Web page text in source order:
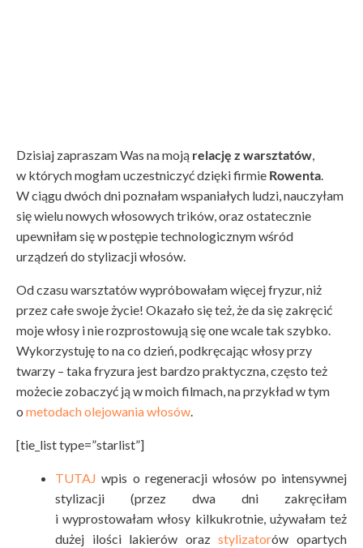
Dzisiaj zapraszam Was na moją relację z warsztatów,
w których mogłam uczestniczyć dzięki firmie Rowenta.
W ciągu dwóch dni poznałam wspaniałych ludzi, nauczyłam
się wielu nowych włosowych trików, oraz ostatecznie
upewniłam się w postępie technologicznym wśród
urządzeń do stylizacji włosów.
Od czasu warsztatów wypróbowałam więcej fryzur, niż
przez całe swoje życie! Okazało się też, że da się zakręcić
moje włosy i nie rozprostowują się one wcale tak szybko.
Wykorzystuję to na co dzień, podkręcając włosy przy
twarzy – taka fryzura jest bardzo praktyczna, często też
możecie zobaczyć ją w moich filmach, na przykład w tym
o metodach olejowania włosów.
[tie_list type=”starlist”]
TUTAJ wpis o regeneracji włosów po intensywnej
stylizacji (przez dwa dni zakręciłam
i wyprostowałam włosy kilkukrotnie, używałam też
dużej ilości lakierów orazstylizatorów opartych